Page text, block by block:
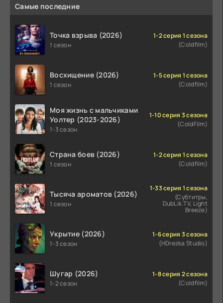
Самые последние
Точка взрыва (2026)
1 сезон
1-2 серия 1 сезона
(Coldfilm)
Восхищение (2026)
1 сезон
1-5 серия 1 сезона
(Coldfilm)
Моя жизнь с мальчиками
Уолтер (2023-2026)
1-3 сезон
1-10 серия 3 сезона
(ColdFilm)
Страна боев (2026)
1 сезон
1-2 серия 1 сезона
(Coldfilm)
Тысяча ароматов (2026)
1 сезон
1-33 серия 1 сезона
(Субтитры,
DubLik.TV, Light
Breeze)
Укрытие (2026)
1-3 сезон
1-6 серия 3 сезона
(HDrezka Studio)
Шугар (2026)
1-2 сезон
1-8 серия 2 сезона
(Coldfilm)